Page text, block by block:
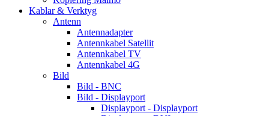
Kablar & Verktyg
Antenn
Antennadapter
Antennkabel Satellit
Antennkabel TV
Antennkabel 4G
Bild
Bild - BNC
Bild - Displayport
Displayport - Displayport